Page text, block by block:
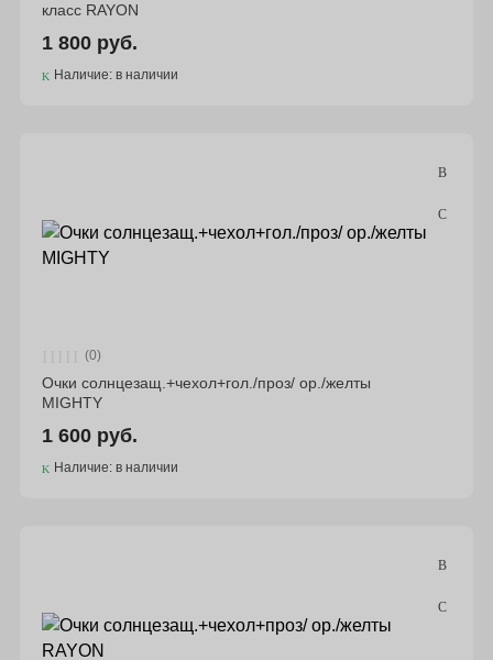
Бренд
класс RAYON
1 800 руб.
Наличие: в наличии
(0)
Очки солнцезащ.+чехол+гол./проз/ ор./желты
MIGHTY
1 600 руб.
Наличие: в наличии